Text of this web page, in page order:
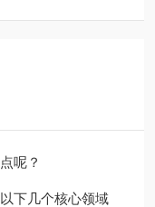
呢？
下几个核心领域